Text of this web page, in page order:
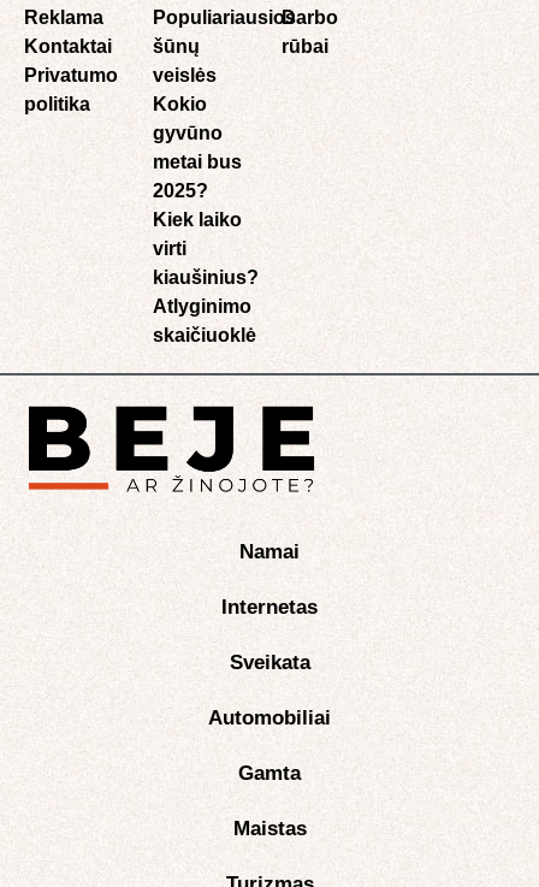
Reklama
Kontaktai
Privatumo
politika
Populiariausios
šūnų
veislės
Kokio
gyvūno
metai bus
2025?
Kiek laiko
virti
kiaušinius?
Atlyginimo
skaičiuoklė​
Darbo
rūbai
Namai
Internetas
Sveikata
Automobiliai
Gamta
Maistas